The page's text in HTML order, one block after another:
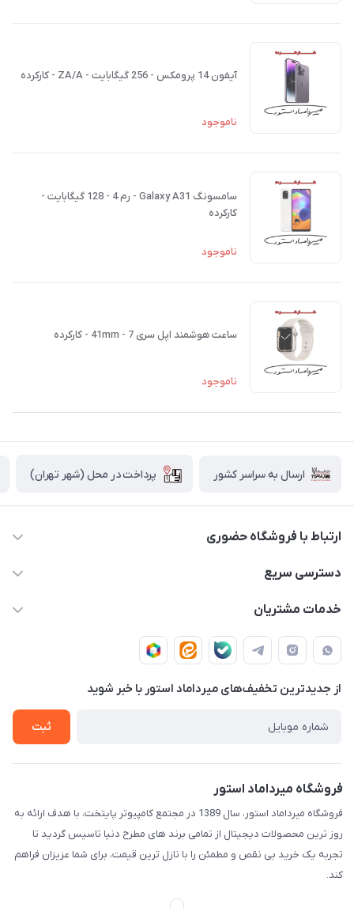
آیفون 14 پرومکس - 256 گیگابایت - ZA/A - کارکرده
ناموجود
سامسونگ Galaxy A31 - رم 4 - 128 گیگابایت -
کارکرده
ناموجود
ساعت هوشمند اپل سری 7 - 41mm - کارکرده
ناموجود
ارسال به سراسر کشور پرداخت در محل (شهر تهران)
ارتباط با فروشگاه حضوری
02188874370 - 02188874371
پایتخت - طبقه اول - واحد 172
دسترسی سریع
صـفـحـه اصـلـی
دربـاره مـیـردامـاد اسـتـور
خدمات مشتریان
قـوانـیـن و مـقـررات
روش هـای پـرداخـت
تـیـکـت بـه پـشـتـیـبـانـی
از جدید‌ترین تخفیف‌های میرداماد استور با‌ خبر شوید
ثبت
فروشگاه میرداماد استور
فروشگاه میرداماد استور، سال 1389 در مجتمع کامپیوتر پایتخت، با هدف ارائه به
روز ترین محصولات دیجیتال از تمامی برند های مطرح دنیا تاسیس گردید تا
تجربه یک خرید بی نقص و مطمئن را با نازل ترین قیمت، برای شما عزیزان فراهم
کند.